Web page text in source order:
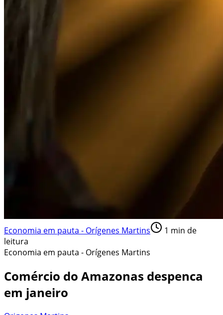
Economia em pauta - Orígenes Martins 1 min de
leitura
Economia em pauta - Orígenes Martins
Comércio do Amazonas despenca
em janeiro